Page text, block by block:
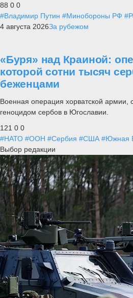
88 0 0
#Владимир Путин #Минобороны РФ
4 августа 2026За рубежом
«Буря» над Краиной:
которой сотни тысяч
беженцами
Военная операция хорватской армии,
геноцидом сербов в Югославии.
121 0 0
#НАТО #ООН #Сербия #США #Южная
Выбор редакции